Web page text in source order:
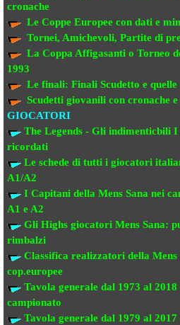
cronache
Le Coppe Europee con dati e
Tornei, Amichevoli, Partite di
La Coppa Affigasanti o Torneo
1993
Le finali: Finali Scudetto e
Scudetti giovanili con cronache
GIOCATORI
The Legends - Gli indimenticbili I
ricordati
Le schede di tutti i giocatori
A1/A2
I Capitani della Mens Sana nei
A1 e A2
Gli Highs giocatori Mens Sana:
rimbalzi
Classifica realizzatori della Mens
cop.europee
Tavola generale dal 1973 al 2018
campionato
Tavola generale dal 1979 al